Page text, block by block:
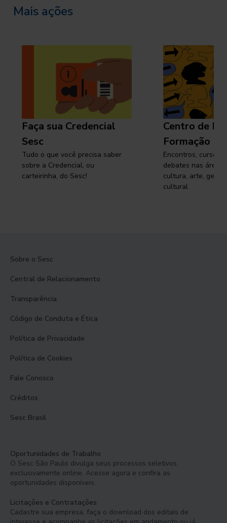
Mais ações
Faça sua Credencial
Sesc
Tudo o que você precisa saber
sobre a Credencial, ou
carteirinha, do Sesc!
Centro de
Formação
Encontros, cursos,
debates nas áreas
cultura, arte,
cultural
Sobre o Sesc
Central de Relacionamento
Transparência
Código de Conduta e Ética
Política de Privacidade
Política de Cookies
Fale Conosco
Créditos
Sesc Brasil
Oportunidades de Trabalho
O Sesc São Paulo divulga seus processos seletivos
exclusivamente online. Acesse agora e confira as
oportunidades disponíveis.
Licitações e Contratações
Cadastre sua empresa, faça o download dos editais de